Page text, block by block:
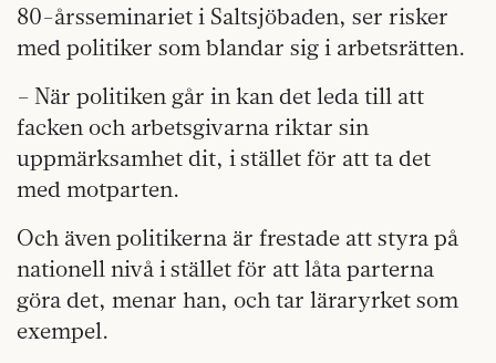
80-årsseminariet i Saltsjöbaden, ser risker
med politiker som blandar sig i arbetsrätten.
– När politiken går in kan det leda till att
facken och arbetsgivarna riktar sin
uppmärksamhet dit, i stället för att ta det
med motparten.
Och även politikerna är frestade att styra på
nationell nivå i stället för att låta parterna
göra det, menar han, och tar läraryrket som
exempel.